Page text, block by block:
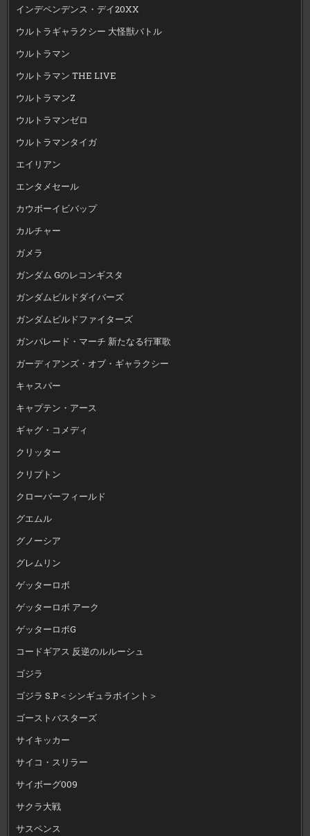
インデペンデンス・デイ20XX
ウルトラギャラクシー 大怪獣バトル
ウルトラマン
ウルトラマン THE LIVE
ウルトラマンZ
ウルトラマンゼロ
ウルトラマンタイガ
エイリアン
エンタメセール
カウボーイビバップ
カルチャー
ガメラ
ガンダム Gのレコンギスタ
ガンダムビルドダイバーズ
ガンダムビルドファイターズ
ガンパレード・マーチ 新たなる行軍歌
ガーディアンズ・オブ・ギャラクシー
キャスパー
キャプテン・アース
ギャグ・コメディ
クリッター
クリプトン
クローバーフィールド
グエムル
グノーシア
グレムリン
ゲッターロボ
ゲッターロボ アーク
ゲッターロボG
コードギアス 反逆のルルーシュ
ゴジラ
ゴジラ S.P＜シンギュラポイント＞
ゴーストバスターズ
サイキッカー
サイコ・スリラー
サイボーグ009
サクラ大戦
サスペンス